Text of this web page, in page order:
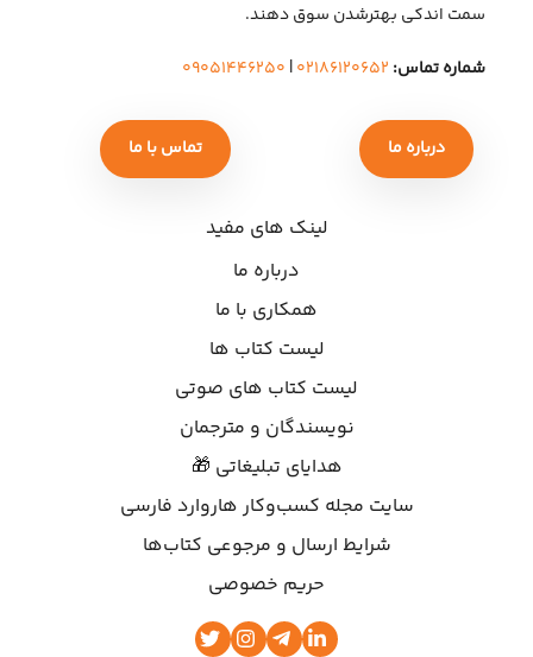
سمت اندکی بهتر‌شدن سوق دهند.
شماره تماس: ۰۲۱۸۶۱۲۰۶۵۲| ۰۹۰۵۱۴۴۶۲۵۰
درباره ما تماس با ما
لینک های مفید
درباره ما
همکاری با ما
لیست کتاب ها
لیست کتاب های صوتی
نویسندگان و مترجمان
هدایای تبلیغاتی 🎁
سایت مجله کسب‌وکار هاروارد فارسی
شرایط ارسال و مرجوعی کتاب‌ها
حریم خصوصی